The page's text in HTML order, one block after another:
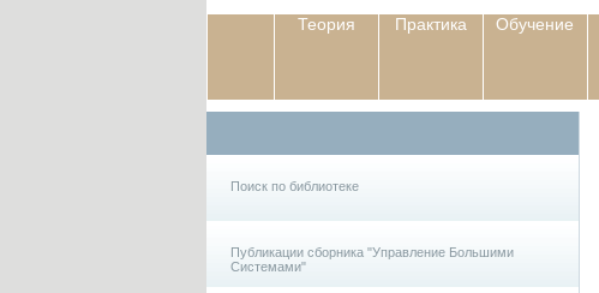
Теория Практика Обучение
Поиск по библиотеке
Публикации сборника "Управление Большими
Системами"